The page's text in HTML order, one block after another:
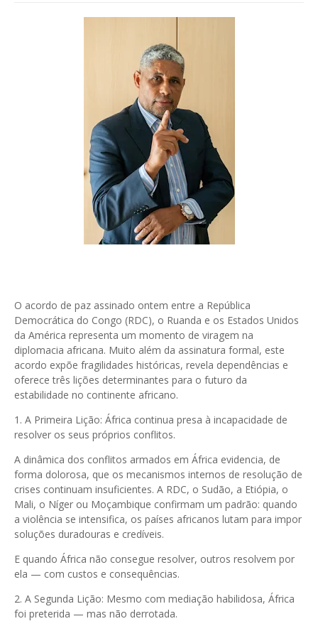
O acordo de paz assinado ontem entre a República
Democrática do Congo (RDC), o Ruanda e os Estados Unidos
da América representa um momento de viragem na
diplomacia africana. Muito além da assinatura formal, este
acordo expõe fragilidades históricas, revela dependências e
oferece três lições determinantes para o futuro da
estabilidade no continente africano.
1. A Primeira Lição: África continua presa à incapacidade de
resolver os seus próprios conflitos.
A dinâmica dos conflitos armados em África evidencia, de
forma dolorosa, que os mecanismos internos de resolução de
crises continuam insuficientes. A RDC, o Sudão, a Etiópia, o
Mali, o Níger ou Moçambique confirmam um padrão: quando
a violência se intensifica, os países africanos lutam para impor
soluções duradouras e credíveis.
E quando África não consegue resolver, outros resolvem por
ela — com custos e consequências.
2. A Segunda Lição: Mesmo com mediação habilidosa, África
foi preterida — mas não derrotada.